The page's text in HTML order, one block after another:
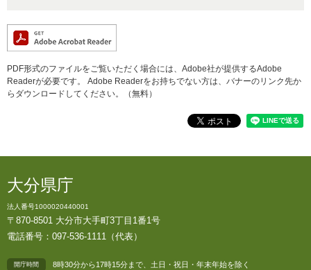
PDF形式のファイルをご覧いただく場合には、Adobe社が提供するAdobe
Readerが必要です。
Adobe Readerをお持ちでない方は、バナーのリンク先か
らダウンロードしてください。（無料）
大分県庁
法人番号1000020440001
〒870-8501 大分市大手町3丁目1番1号
電話番号：097-536-1111（代表）
開庁時間 8時30分から17時15分まで、土日・祝日・年末年始を除く